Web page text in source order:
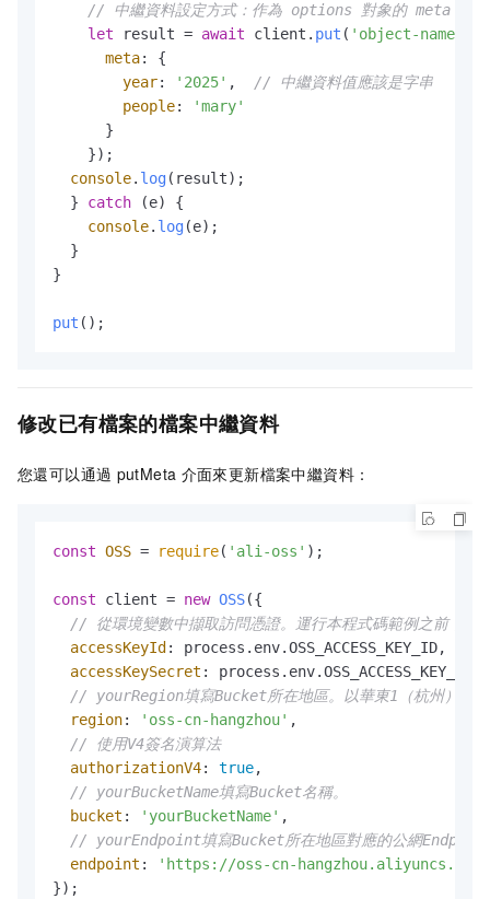
// 中繼資料設定方式：作為 options 對象的 meta 屬性
let result = await client. put ( 'object-name'
meta: {
year: '2025' ,
// 中繼資料值應該是字串
people:
'mary'
      }
    });
console. log(result);
  }
catch (e) {
console. log(e);
  }
}
put ();
修改已有檔案的檔案中繼資料
您還可以通過 putMeta 介面來更新檔案中繼資料：
const OSS = require( 'ali-oss' );
const client = new OSS({
// 從環境變數中擷取訪問憑證。運行本程式碼範例之前，請確
accessKeyId : process. env.OSS_ACCESS_KEY_ID,
accessKeySecret : process. env.
// yourRegion填寫Bucket所在地區。以華東1（杭州）為
region: 'oss-cn-hangzhou' ,
// 使用V4簽名演算法
authorizationV4: true,
// yourBucketName填寫Bucket名稱。
bucket : 'yourBucketName' ,
// yourEndpoint填寫Bucket所在地區對應的公網
endpoint :
'https://oss-cn-hangzhou.aliyuncs.com'
});